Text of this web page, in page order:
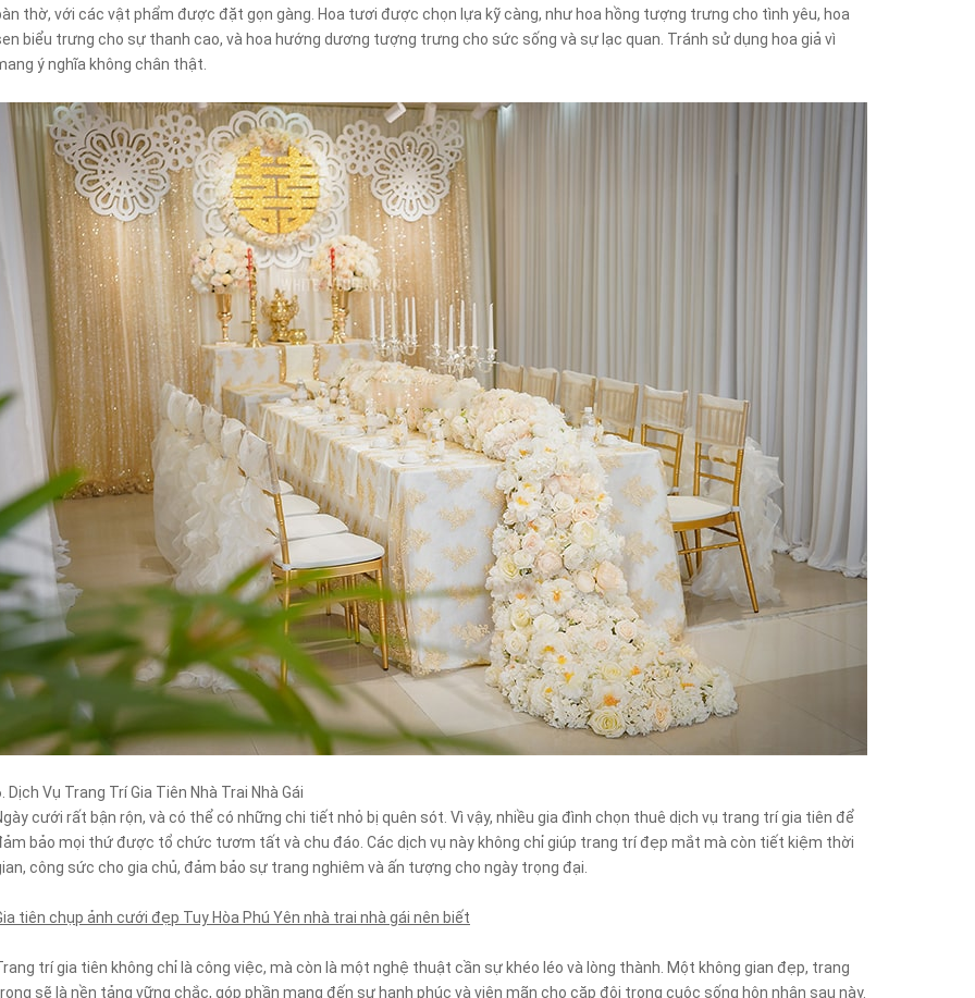
thờ, với các vật phẩm được đặt gọn gàng. Hoa tươi được chọn lựa kỹ càng, như hoa hồng tượng trưng cho tình yêu, hoa
biểu trưng cho sự thanh cao, và hoa hướng dương tượng trưng cho sức sống và sự lạc quan. Tránh sử dụng hoa giả vì
ý nghĩa không chân thật.
Dịch Vụ Trang Trí Gia Tiên Nhà Trai Nhà Gái
cưới rất bận rộn, và có thể có những chi tiết nhỏ bị quên sót. Vì vậy, nhiều gia đình chọn thuê dịch vụ trang trí gia tiên để
bảo mọi thứ được tổ chức tươm tất và chu đáo. Các dịch vụ này không chỉ giúp trang trí đẹp mắt mà còn tiết kiệm thời
công sức cho gia chủ, đảm bảo sự trang nghiêm và ấn tượng cho ngày trọng đại.
tiên chụp ảnh cưới đẹp Tuy Hòa Phú Yên nhà trai nhà gái nên biết
trí gia tiên không chỉ là công việc, mà còn là một nghệ thuật cần sự khéo léo và lòng thành. Một không gian đẹp, trang
sẽ là nền tảng vững chắc, góp phần mang đến sự hạnh phúc và viên mãn cho cặp đôi trong cuộc sống hôn nhân sau này.